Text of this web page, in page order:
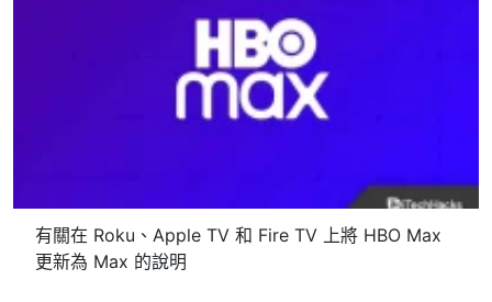
有關在 Roku、Apple TV 和 Fire TV 上將 HBO Max
更新為 Max 的說明